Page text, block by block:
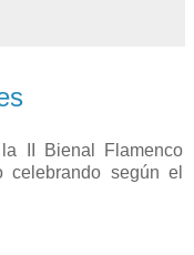
II Bienal Flamenco
celebrando según el